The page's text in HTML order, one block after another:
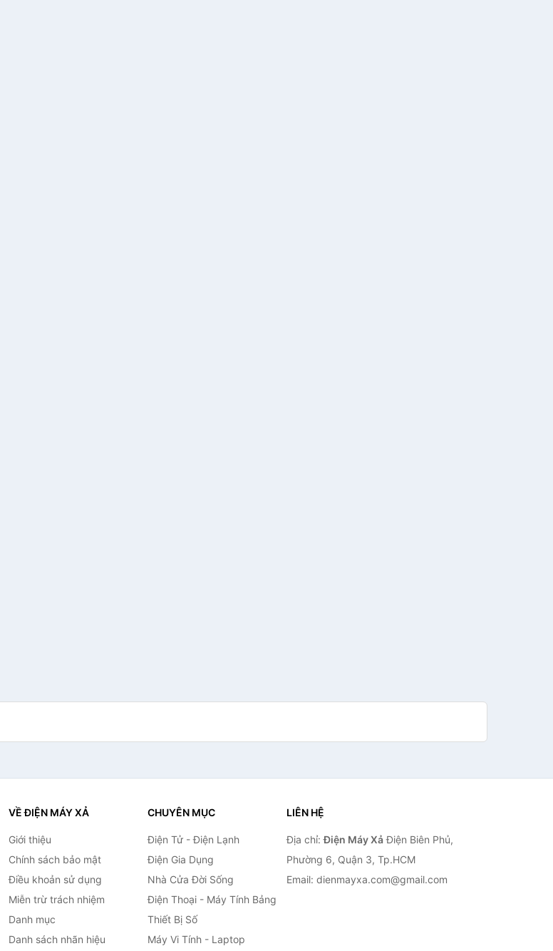
VỀ ĐIỆN MÁY XẢ
Giới thiệu
Chính sách bảo mật
Điều khoản sử dụng
Miễn trừ trách nhiệm
Danh mục
Danh sách nhãn hiệu
CHUYÊN MỤC
Điện Tử - Điện Lạnh
Điện Gia Dụng
Nhà Cửa Đời Sống
Điện Thoại - Máy Tính Bảng
Thiết Bị Số
Máy Vi Tính - Laptop
LIÊN HỆ
Địa chỉ:Điện Máy XảĐiện Biên Phủ,
Phường 6, Quận 3, Tp.HCM
Email: dienmayxa.com@gmail.com